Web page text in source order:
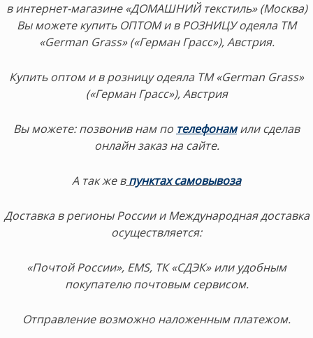
в интернет-магазине «ДОМАШНИЙ текстиль» (Москва)
Вы можете купить ОПТОМ и в РОЗНИЦУ одеяла ТМ
«German Grass» («Герман Грасс»), Австрия.
Купить оптом и в розницу одеяла ТМ «German Grass»
(«Герман Грасс»), Австрия
Вы можете: позвонив нам по телефонамили сделав
онлайн заказ на сайте.
А так же в пунктах самовывоза
Доставка в регионы России и Международная доставка
осуществляется:
«Почтой России», EMS, ТК «СДЭК» или удобным
покупателю почтовым сервисом.
Отправление возможно наложенным платежом.